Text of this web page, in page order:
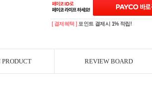
[ 결제혜택 ] 포인트 결제시 1% 적립!
REVIEW BOARD